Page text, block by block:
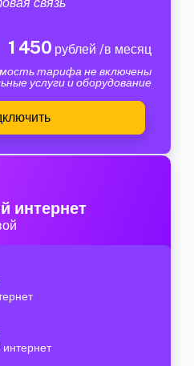
1 450 рублей /в месяц
тарифа не включены
услуги и оборудование
интернет